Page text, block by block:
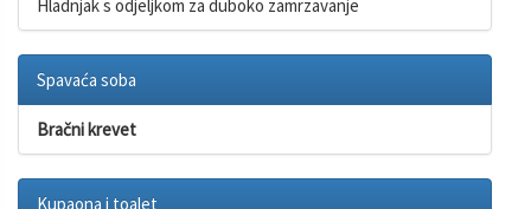
Hladnjak s odjeljkom za duboko zamrzavanje
Spavaća soba
Bračni krevet
Kupaona i toalet